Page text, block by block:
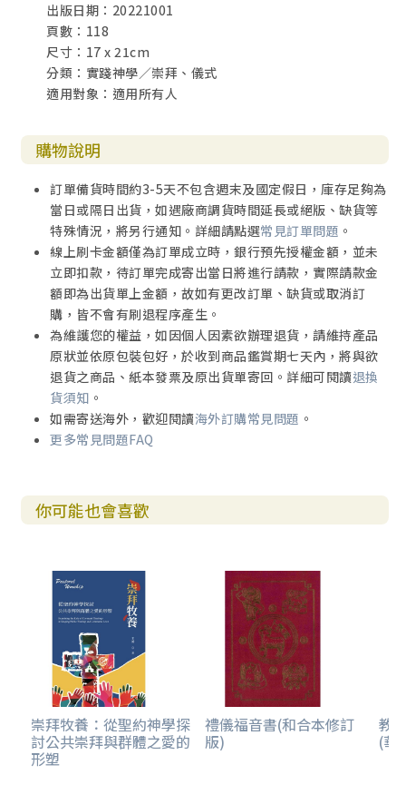
出版日期：20221001
頁數：118
尺寸：17 x 21cm
分類：實踐神學／崇拜、儀式
適用對象：適用所有人
購物說明
訂單備貨時間約3-5天不包含週末及國定假日，庫存足夠為
當日或隔日出貨，如遇廠商調貨時間延長或絕版、缺貨等
特殊情況，將另行通知。詳細請點選常見訂單問題 。
線上刷卡金額僅為訂單成立時，銀行預先授權金額，並未
立即扣款，待訂單完成寄出當日將進行請款，實際請款金
額即為出貨單上金額，故如有更改訂單、缺貨或取消訂
購，皆不會有刷退程序產生。
為維護您的權益，如因個人因素欲辦理退貨，請維持產品
原狀並依原包裝包好，於收到商品鑑賞期七天內，將與欲
退貨之商品、紙本發票及原出貨單寄回。詳細可閱讀退換
貨須知 。
如需寄送海外，歡迎閱讀海外訂購常見問題 。
更多常見問題FAQ
你可能也會喜歡
崇拜牧養：從聖約神學探
討公共崇拜與群體之愛的
形塑
禮儀福音書(和合本修訂
版)
教
(華